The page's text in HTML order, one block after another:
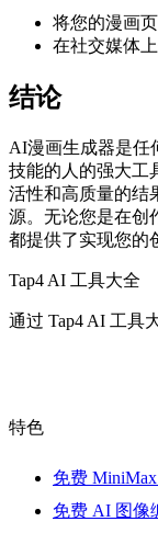
将您的漫画
在社交媒体
结论
AI漫画生成器是任
技能的人的强大工
活性和高质量的结
源。无论您是在创
都提供了实现您的
Tap4 AI 工具大全
通过 Tap4 AI 工具
特色
免费
免费 AI 图像